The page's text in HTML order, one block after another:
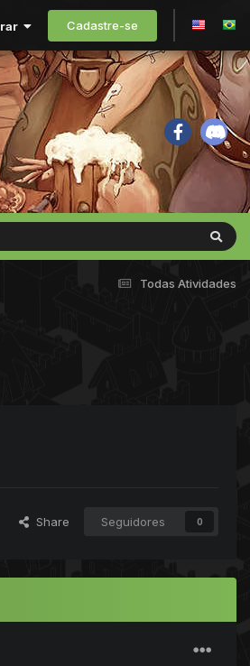
Cadastre-se
Todas Atividades
Share Seguidores 0